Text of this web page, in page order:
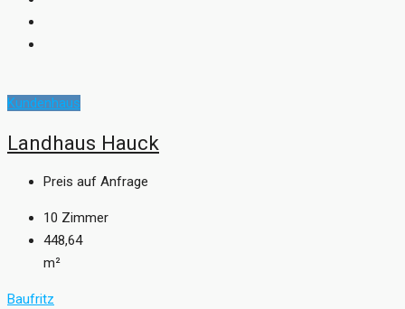
Kundenhaus
Landhaus Hauck
Preis auf Anfrage
10 Zimmer
448,64
m²
Baufritz